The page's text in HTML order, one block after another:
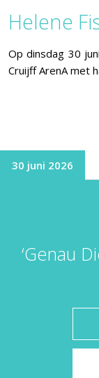
Helene
Op dinsdag 30
Cruijff ArenA met
30 juni 2026
‘Genau